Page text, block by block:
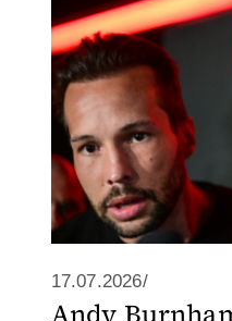
17.07.2026/